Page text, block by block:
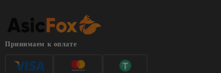
Принимаем к оплате